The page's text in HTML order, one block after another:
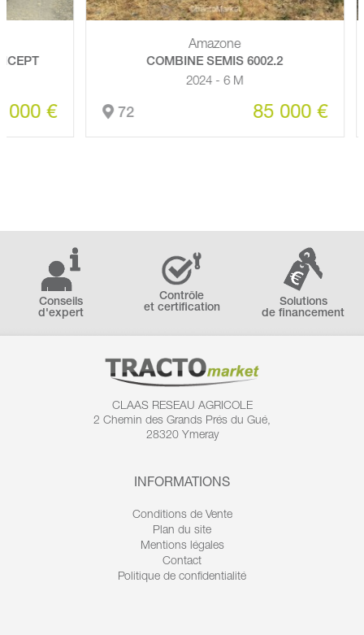
€
Amazone
COMBINE SEMIS 6002.2
2024 - 6 M
72 85 000 €
Conseils
d'expert
Contrôle
et certification
Solutions
de financement
CLAAS RESEAU AGRICOLE
2 Chemin des Grands Prés du Gué,
28320 Ymeray
INFORMATIONS
Conditions de Vente
Plan du site
Mentions légales
Contact
Politique de confidentialité